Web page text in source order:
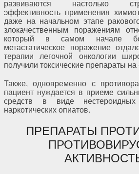
развиваются настолько
эффективность применения
даже на начальном этапе
злокачественным поражениям
который в самом начале
метастатическое поражение
терапии легочной онкологии
получили токсические препараты
Также, одновременно с
пациент нуждается в приеме
средств в виде
наркотических опиатов.
ПРЕПАРАТЫ